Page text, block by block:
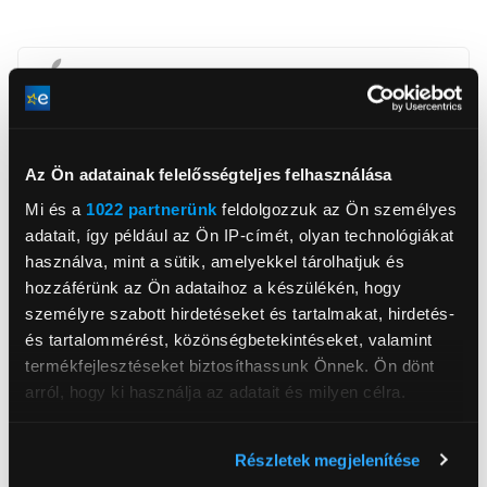
Az Ön adatainak felelősségteljes felhasználása
Mi és a 1022 partnerünk feldolgozzuk az Ön személyes
adatait, így például az Ön IP-címét, olyan technológiákat
használva, mint a sütik, amelyekkel tárolhatjuk és
hozzáférünk az Ön adataihoz a készülékén, hogy
személyre szabott hirdetéseket és tartalmakat, hirdetés-
és tartalommérést, közönségbetekintéseket, valamint
termékfejlesztéseket biztosíthassunk Önnek. Ön dönt
arról, hogy ki használja az adatait és milyen célra.
Részletek megjelenítése
1033, Budapest, Ángel Sanz Briz út 13
Háttértár
256 GB
Kijelző méret
6,3 inch
Kijelző felbontása
2622x1206
Processzor
Apple A18 Pro
Operációs rendszer
12 megapixel